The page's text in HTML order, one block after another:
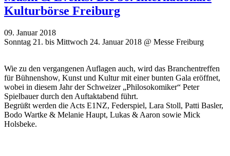
Kulturbörse Freiburg
09. Januar 2018
Sonntag 21. bis Mittwoch 24. Januar 2018 @ Messe Freiburg
Wie zu den vergangenen Auflagen auch, wird das Branchentreffen
für Bühnenshow, Kunst und Kultur mit einer bunten Gala eröffnet,
wobei in diesem Jahr der Schweizer „Philosokomiker“ Peter
Spielbauer durch den Auftaktabend führt.
Begrüßt werden die Acts E1NZ, Federspiel, Lara Stoll, Patti Basler,
Bodo Wartke & Melanie Haupt, Lukas & Aaron sowie Mick
Holsbeke.